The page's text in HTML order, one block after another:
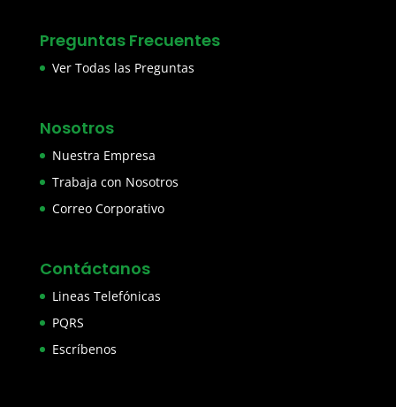
Preguntas Frecuentes
Ver Todas las Preguntas
Nosotros
Nuestra Empresa
Trabaja con Nosotros
Correo Corporativo
Contáctanos
Lineas Telefónicas
PQRS
Escríbenos